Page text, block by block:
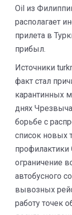
Oil из
располагает
прилета в
прибыл.
Источники
факт стал
карантинных
днях
борьбе с
список новых
ограничение
автобусного
вывозных
работу точек